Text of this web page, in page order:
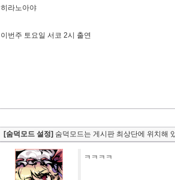
히라노아야
이번주 토요일 서코 2시 출연
[숨덕모드 설정] 숨덕모드는 게시판 최상단에 위치해
ㅋㅋㅋㅋ